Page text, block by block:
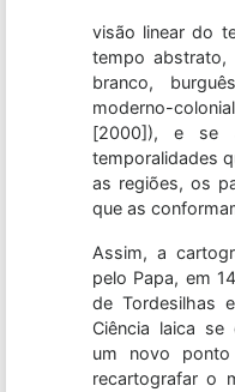
visão linear do
tempo abstrato,
branco,
moderno-
[2000]), e se
temporalidades
as regiões, os
que as
Assim, a
pelo Papa, em
de Tordesilhas
Ciência laica se
um novo
recartografar o